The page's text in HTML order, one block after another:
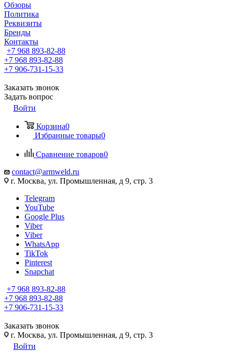
Обзоры
Политика
Реквизиты
Бренды
Контакты
+7 968 893-82-88
+7 968 893-82-88
+7 906-731-15-33
Заказать звонок
Задать вопрос
Войти
Корзина0
Избранные товары0
Сравнение товаров0
contact@armweld.ru
г. Москва, ул. Промышленная, д 9, стр. 3
Telegram
YouTube
Google Plus
Viber
Viber
WhatsApp
TikTok
Pinterest
Snapchat
+7 968 893-82-88
+7 968 893-82-88
+7 906-731-15-33
Заказать звонок
г. Москва, ул. Промышленная, д 9, стр. 3
Войти